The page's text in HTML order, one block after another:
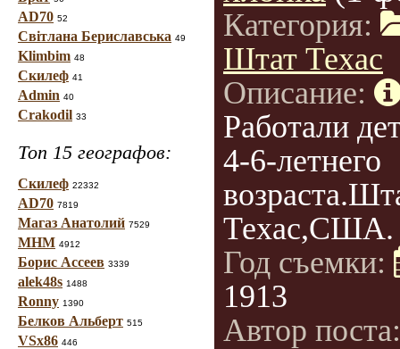
AD70 52
Світлана Бериславська 49
Klimbim 48
Скилеф 41
Admin 40
Crakodil 33
Топ 15 географов:
Скилеф 22332
AD70 7819
Магаз Анатолий 7529
МНМ 4912
Борис Ассеев 3339
alek48s 1488
Ronny 1390
Белков Альберт 515
VSx86 446
Категория:
Штат Техас
Описание:
Работали
4-6-летнего
Техас,США.
Год съемки:
1913
Автор